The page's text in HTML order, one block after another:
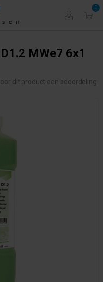
0
MWe7 6x1
dit product een beoordeling